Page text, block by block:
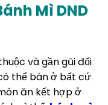
Mì DND
và gần gũi đối
thể bán ở bất cứ
ăn kết hợp ở